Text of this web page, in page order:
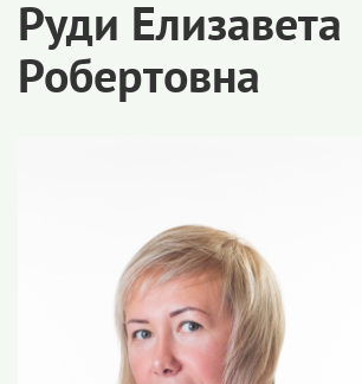
Руди Елизавета
Робертовна